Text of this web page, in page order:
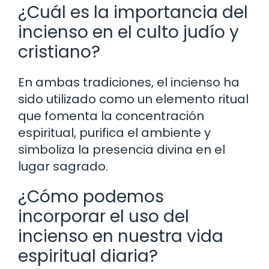
¿Cuál es la importancia del
incienso en el culto judío y
cristiano?
En ambas tradiciones, el incienso ha
sido utilizado como un elemento ritual
que fomenta la concentración
espiritual, purifica el ambiente y
simboliza la presencia divina en el
lugar sagrado.
¿Cómo podemos
incorporar el uso del
incienso en nuestra vida
espiritual diaria?